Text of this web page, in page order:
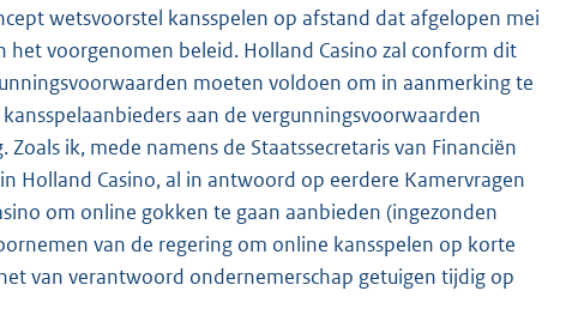
wetsvoorstel kansspelen op afstand dat afgelopen mei
voorgenomen beleid. Holland Casino zal conform dit
moeten voldoen om in aanmerking te
aan de vergunningsvoorwaarden
ik, mede namens de Staatssecretaris van Financiën
Holland Casino, al in antwoord op eerdere Kamervragen
om online gokken te gaan aanbieden (ingezonden
van de regering om online kansspelen op korte
van verantwoord ondernemerschap getuigen tijdig op